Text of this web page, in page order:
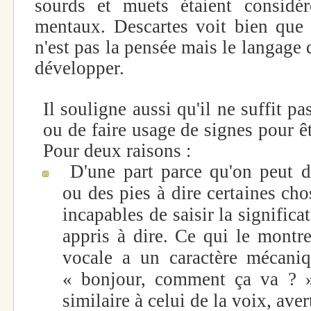
sourds et muets étaient
mentaux. Descartes voit bien
n'est pas la pensée mais le
développer.
Il souligne aussi qu'il ne suffit
ou de faire usage de signes pour
Pour deux raisons :
D'une part parce qu'on peut
ou des pies à dire certaines
incapables de saisir la
appris à dire. Ce qui le
vocale a un caractère
« bonjour, comment ça va ?
similaire à celui de la voix,